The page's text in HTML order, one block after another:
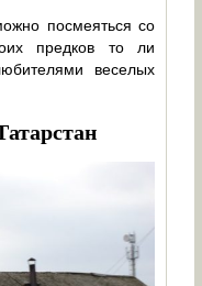
посмеяться со
предков то ли
веселых